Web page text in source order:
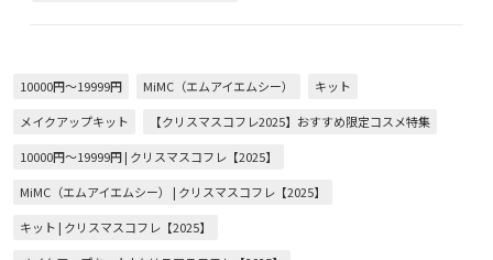
10000円～19999円 MiMC（エムアイエムシー）
キット
メイクアップキット
【クリスマスコフレ2025】おすすめ限定コスメ特集
10000円～19999円 | クリスマスコフレ【2025】
MiMC（エムアイエムシー） | クリスマスコフレ【2025】
キット | クリスマスコフレ【2025】